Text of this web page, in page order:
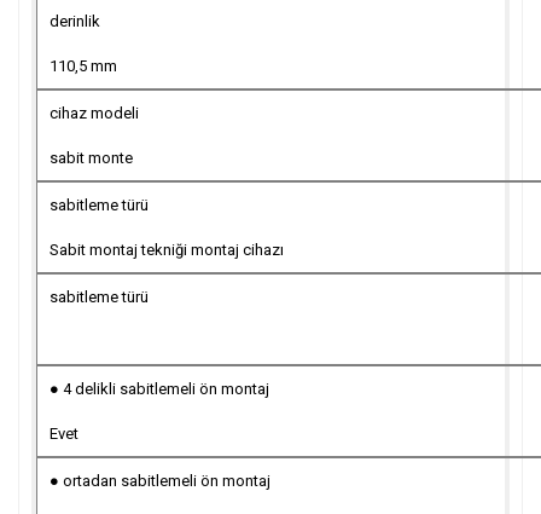
derinlik
110,5 mm
cihaz modeli
sabit monte
sabitleme türü
Sabit montaj tekniği montaj cihazı
sabitleme türü
● 4 delikli sabitlemeli ön montaj
Evet
● ortadan sabitlemeli ön montaj